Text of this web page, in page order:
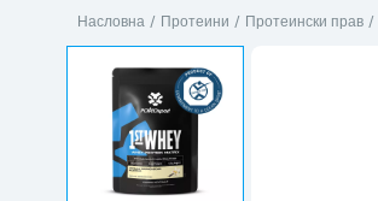
Насловна Протеини Протеински прав